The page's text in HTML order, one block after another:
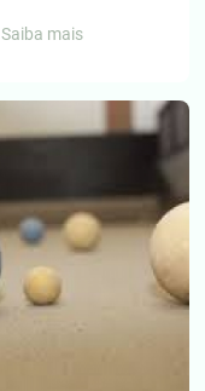
Saiba mais